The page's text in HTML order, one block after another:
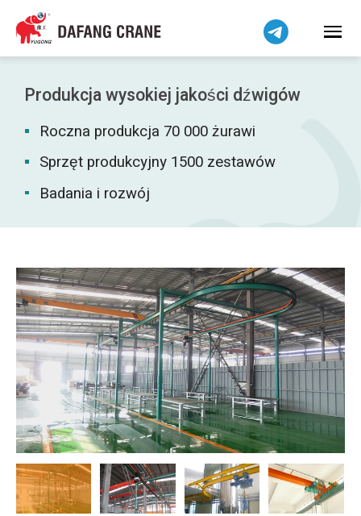
Produkcja wysokiej jakości dźwigów
Roczna produkcja 70 000 żurawi
Sprzęt produkcyjny 1500 zestawów
Badania i rozwój
Bahasa Indonesia
Bahasa Melayu
Tiếng Việt
简体中文
فارسی
Pilipino
اردو
Беларуская мова
Kiswahili
Dansk
Norsk
O‘zbekcha